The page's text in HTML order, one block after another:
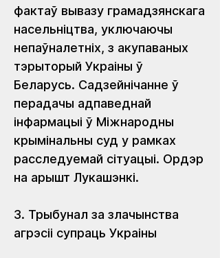
фактаў вывазу грамадзянскага
насельніцтва, уключаючы
непаўналетніх, з акупаваных
тэрыторый Украіны ў
Беларусь. Садзейнічанне ў
перадачы адпаведнай
інфармацыі ў Міжнародны
крымінальны суд у рамках
расследуемай сітуацыі. Ордэр
на арышт Лукашэнкі.
3. Трыбунал за злачынства
агрэсіі супраць Украіны